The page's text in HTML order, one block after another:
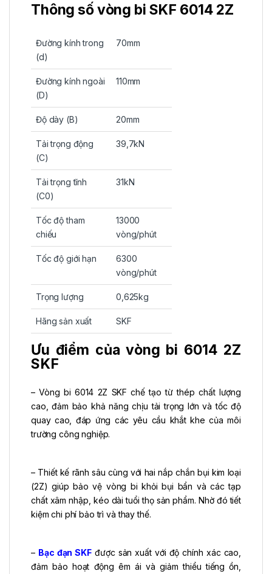
Thông số vòng bi SKF 6014 2Z
Đường kính trong
(d)
70mm
Đường kính ngoài
(D)
110mm
Độ dày (B) 20mm
Tải trọng động
(C)
39,7kN
Tải trọng tĩnh
(C0)
31kN
Tốc độ tham
chiếu
13000
vòng/phút
Tốc độ giới hạn
6300
vòng/phút
Trọng lượng 0,625kg
Hãng sản xuất SKF
Ưu điểm của vòng bi 6014 2Z
SKF
– Vòng bi 6014 2Z SKF chế tạo từ thép chất lượng
cao, đảm bảo khả năng chịu tải trọng lớn và tốc độ
quay cao, đáp ứng các yêu cầu khắt khe của môi
trường công nghiệp.
– Thiết kế rãnh sâu cùng với hai nắp chắn bụi kim loại
(2Z) giúp bảo vệ vòng bi khỏi bụi bẩn và các tạp
chất xâm nhập, kéo dài tuổi thọ sản phẩm. Nhờ đó tiết
kiệm chi phí bảo trì và thay thế.
– Bạc đạn SKFđược sản xuất với độ chính xác cao,
đảm bảo hoạt động êm ái và giảm thiểu tiếng ồn,